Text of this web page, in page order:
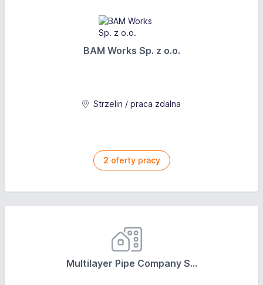
BAM Works Sp. z o.o.
Strzelin / praca zdalna
2 oferty pracy
Multilayer Pipe Company S...